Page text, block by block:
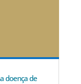
doença de